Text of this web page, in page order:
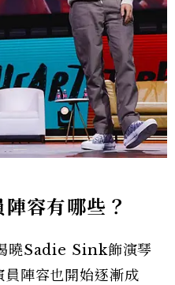
容有哪些？
曉Sadie Sink飾演琴
陣容也開始逐漸成